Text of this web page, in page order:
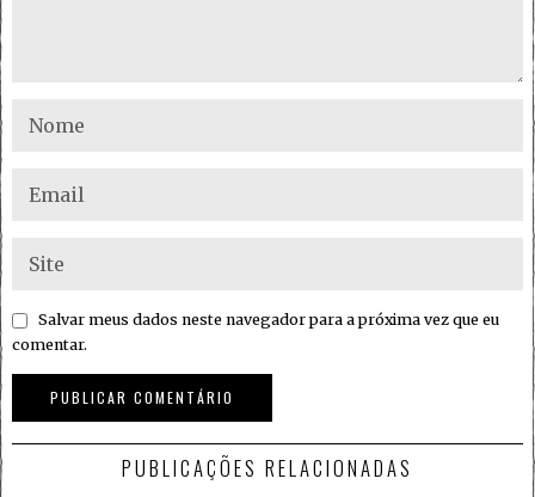
Salvar meus dados neste navegador para a próxima vez que eu
comentar.
PUBLICAÇÕES RELACIONADAS